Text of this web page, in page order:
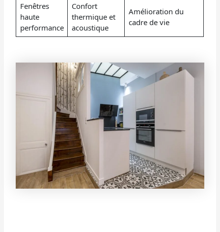
Fenêtres
haute
performance
Confort
thermique et
acoustique
Amélioration du
cadre de vie